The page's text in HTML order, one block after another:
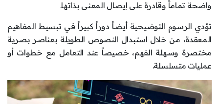
واضحة تماماً وقادرة على إيصال المعنى بذاتها.
تؤدي الرسوم التوضيحية أيضاً دوراً كبيراً في تبسيط المفاهيم
المعقدة، من خلال استبدال النصوص الطويلة بعناصر بصرية
مختصرة وسهلة الفهم، خصيصاً عند التعامل مع خطوات أو
عمليات متسلسلة.